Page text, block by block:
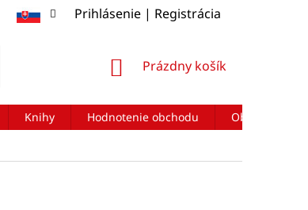
Prihlásenie | Registrácia
NÁKUPNÝ
Prázdny košík
Knihy Hodnotenie obchodu
Obchodné